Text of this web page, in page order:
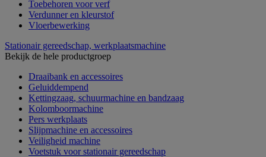
Toebehoren voor verf
Verdunner en kleurstof
Vloerbewerking
Stationair gereedschap, werkplaatsmachine
Bekijk de hele productgroep
Draaibank en accessoires
Geluiddempend
Kettingzaag, schuurmachine en bandzaag
Kolomboormachine
Pers werkplaats
Slijpmachine en accessoires
Veiligheid machine
Voetstuk voor stationair gereedschap